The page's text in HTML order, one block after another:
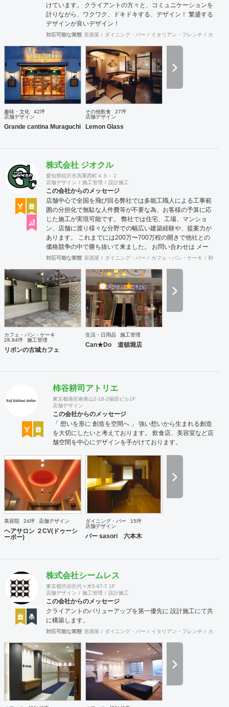
けています。 クライアントの方々と、コミュニケーションを
計りながら、ワクワク、ドキドキする、デザイン！ 繁盛する
デザインが良いデザイン！
対応可能な業態 居酒屋 ダイニング・バー イタリアン・フレンチ カフェ
趣味・文化
42坪
店舗デザイン
Grande cantina Muraguchi
その他飲食
27坪
店舗デザイン
Lemon Glass
株式会社 ジオクル
愛知県稲沢市高重西町４３－２
店舗デザイン
施工管理 設計施工
この会社からのメッセージ
店舗中心で全国を飛び回る弊社では多能工職人による工事範
囲の分担化で無駄な人件費等が不要な為、お客様の予算に応
じた施工が実現可能です。 弊社では住宅、工場、マンショ
ン、店舗に渡り様々な分野での幅広い建築経験や、提案力が
あります。 これまでには200万〜700万程の開きで他社との
価格競争の中で勝ち抜いて来ました。 お問い合わせは メー
ル（tenperhide31@icloud.com）からも承ります。 その他：
対応可能な業態 居酒屋 ダイニング・バー カフェ・パン・ケーキ 和食・
カフェ・パン・ケーキ
28.84坪
施工管理
リボンの古城カフェ
生活・日用品 施工管理
Can★Do 道頓堀店
柿谷耕司アトリエ
東京都港区南青山2-18-2福田ビル1F
店舗デザイン
この会社からのメッセージ
「 想いを形に 創造を空間へ 」 強い想いから生まれる創造
を大切にしたいと考えております。 飲食店、美容室など店
舗空間を中心にデザインを手がけております。
美容院 24坪 店舗デザイン
ヘアサロン ２CV(ドゥーシ
ーボー)
ダイニング・バー
15坪
店舗デザイン
バー sasori 六本木
株式会社シームレス
東京都渋谷区代々木5-67-7 1F
店舗デザイン
施工管理 設計施工
この会社からのメッセージ
クライアントのバリューアップを第一優先に 設計施工にて共
に構築します。
対応可能な業態 居酒屋 ダイニング・バー イタリアン・フレンチ カフェ